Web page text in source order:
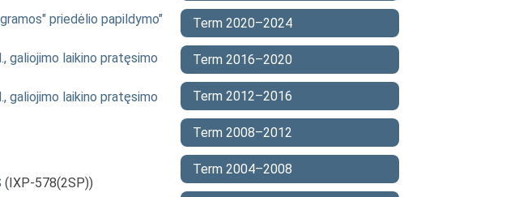
priedėlio papildymo"
galiojimo laikino pratęsimo
galiojimo laikino pratęsimo
(IXP-578(2SP))
Term 2020–2024
Term 2016–2020
Term 2012–2016
Term 2008–2012
Term 2004–2008